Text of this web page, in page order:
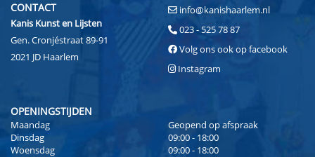
CONTACT
Kanis Kunst en Lijsten
Gen. Cronjéstraat 89-91
2021 JD Haarlem
info@kanishaarlem.nl
023 - 525 78 87
Volg ons ook op facebook
Instagram
OPENINGSTIJDEN
Maandag
Geopend op afspraak
Dinsdag
09:00 - 18:00
Woensdag
09:00 - 18:00